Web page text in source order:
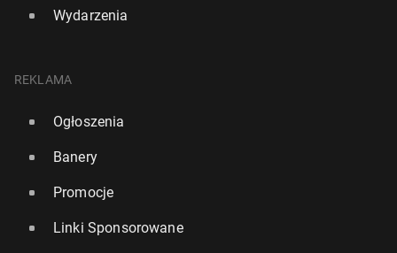
Wydarzenia
REKLAMA
Ogłoszenia
Banery
Promocje
Linki Sponsorowane